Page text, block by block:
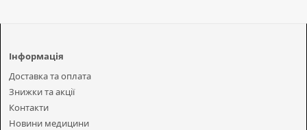
Інформація
Доставка та оплата
Знижки та акції
Контакти
Новини медицини